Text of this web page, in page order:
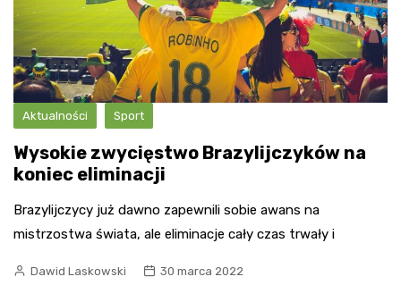
Aktualności Sport
Wysokie zwycięstwo Brazylijczyków na
koniec eliminacji
Brazylijczycy już dawno zapewnili sobie awans na
mistrzostwa świata, ale eliminacje cały czas trwały i
Dawid Laskowski 30 marca 2022